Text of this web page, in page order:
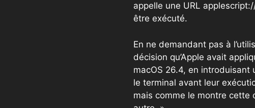
appelle une URL
être exécuté.
En ne demandant pas à
décision qu’Apple avait
macOS 26.4, en
le terminal avant leur
mais comme le montre cette